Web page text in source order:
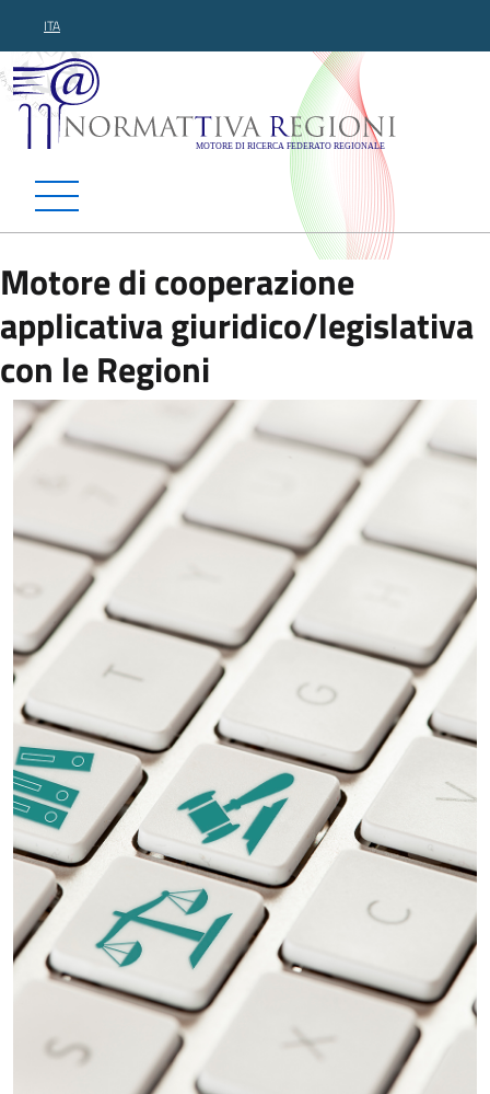
ITA
Normattiva Regioni -
Motore di cooperazione
applicativa giuridico/legislativa
con le Regioni